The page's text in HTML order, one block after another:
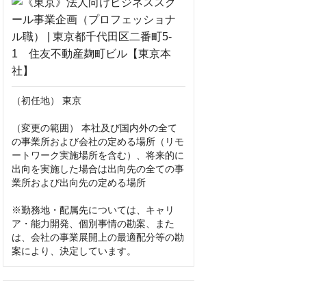
（初任地） 東京
（変更の範囲） 本社及び国内外の全て
の事業所および会社の定める場所（リモ
ートワーク実施場所を含む）、将来的に
出向を実施した場合は出向先の全ての事
業所および出向先の定める場所
※勤務地・配属先については、キャリ
ア・能力開発、個別事情の勘案、また
は、会社の事業展開上の最適配分等の勘
案により、決定しています。